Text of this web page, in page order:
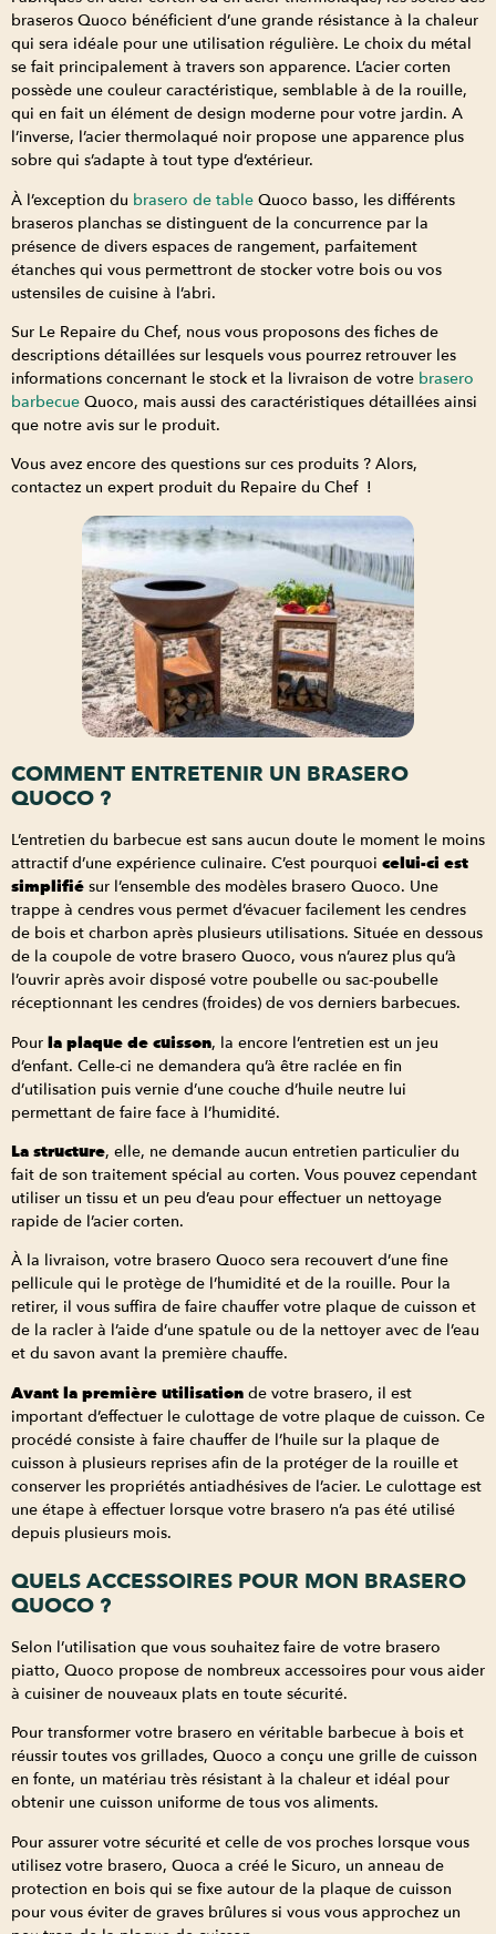
braseros Quoco bénéficient d’une grande résistance à la chaleur
qui sera idéale pour une utilisation régulière. Le choix du métal
se fait principalement à travers son apparence. L’acier corten
possède une couleur caractéristique, semblable à de la rouille,
qui en fait un élément de design moderne pour votre jardin. A
l’inverse, l’acier thermolaqué noir propose une apparence plus
sobre qui s’adapte à tout type d’extérieur.
À l’exception du brasero de table Quoco basso, les différents
braseros planchas se distinguent de la concurrence par la
présence de divers espaces de rangement, parfaitement
étanches qui vous permettront de stocker votre bois ou vos
ustensiles de cuisine à l’abri.
Sur Le Repaire du Chef, nous vous proposons des fiches de
descriptions détaillées sur lesquels vous pourrez retrouver les
informations concernant le stock et la livraison de votre brasero
barbecue Quoco, mais aussi des caractéristiques détaillées ainsi
que notre avis sur le produit.
Vous avez encore des questions sur ces produits ? Alors,
contactez un expert produit du Repaire du Chef !
COMMENT ENTRETENIR UN BRASERO
QUOCO ?
L’entretien du barbecue est sans aucun doute le moment le moins
attractif d’une expérience culinaire. C’est pourquoi celui-ci est
simplifié sur l’ensemble des modèles brasero Quoco. Une
trappe à cendres vous permet d’évacuer facilement les cendres
de bois et charbon après plusieurs utilisations. Située en dessous
de la coupole de votre brasero Quoco, vous n’aurez plus qu’à
l’ouvrir après avoir disposé votre poubelle ou sac-poubelle
réceptionnant les cendres (froides) de vos derniers barbecues.
Pour la plaque de cuisson, la encore l’entretien est un jeu
d’enfant. Celle-ci ne demandera qu’à être raclée en fin
d’utilisation puis vernie d’une couche d’huile neutre lui
permettant de faire face à l’humidité.
La structure, elle, ne demande aucun entretien particulier du
fait de son traitement spécial au corten. Vous pouvez cependant
utiliser un tissu et un peu d’eau pour effectuer un nettoyage
rapide de l’acier corten.
À la livraison, votre brasero Quoco sera recouvert d’une fine
pellicule qui le protège de l’humidité et de la rouille. Pour la
retirer, il vous suffira de faire chauffer votre plaque de cuisson et
de la racler à l’aide d’une spatule ou de la nettoyer avec de l’eau
et du savon avant la première chauffe.
Avant la première utilisation de votre brasero, il est
important d’effectuer le culottage de votre plaque de cuisson. Ce
procédé consiste à faire chauffer de l’huile sur la plaque de
cuisson à plusieurs reprises afin de la protéger de la rouille et
conserver les propriétés antiadhésives de l’acier. Le culottage est
une étape à effectuer lorsque votre brasero n’a pas été utilisé
depuis plusieurs mois.
QUELS ACCESSOIRES POUR MON BRASERO
QUOCO ?
Selon l’utilisation que vous souhaitez faire de votre brasero
piatto, Quoco propose de nombreux accessoires pour vous aider
à cuisiner de nouveaux plats en toute sécurité.
Pour transformer votre brasero en véritable barbecue à bois et
réussir toutes vos grillades, Quoco a conçu une grille de cuisson
en fonte, un matériau très résistant à la chaleur et idéal pour
obtenir une cuisson uniforme de tous vos aliments.
Pour assurer votre sécurité et celle de vos proches lorsque vous
utilisez votre brasero, Quoca a créé le Sicuro, un anneau de
protection en bois qui se fixe autour de la plaque de cuisson
pour vous éviter de graves brûlures si vous vous approchez un